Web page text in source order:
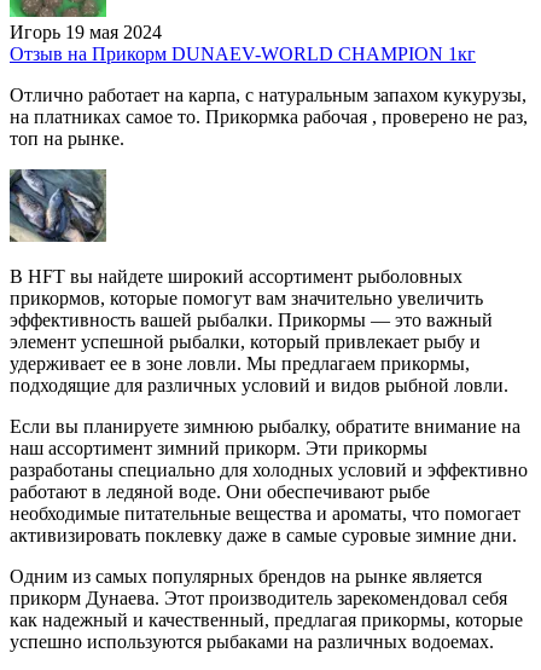
Игорь 19 мая 2024
Отзыв на Прикорм DUNAEV-WORLD CHAMPION 1кг
Отлично работает на карпа, с натуральным запахом кукурузы,
на платниках самое то. Прикормка рабочая , проверено не раз,
топ на рынке.
В HFT вы найдете широкий ассортимент рыболовных
прикормов, которые помогут вам значительно увеличить
эффективность вашей рыбалки. Прикормы — это важный
элемент успешной рыбалки, который привлекает рыбу и
удерживает ее в зоне ловли. Мы предлагаем прикормы,
подходящие для различных условий и видов рыбной ловли.
Если вы планируете зимнюю рыбалку, обратите внимание на
наш ассортимент зимний прикорм. Эти прикормы
разработаны специально для холодных условий и эффективно
работают в ледяной воде. Они обеспечивают рыбе
необходимые питательные вещества и ароматы, что помогает
активизировать поклевку даже в самые суровые зимние дни.
Одним из самых популярных брендов на рынке является
прикорм Дунаева. Этот производитель зарекомендовал себя
как надежный и качественный, предлагая прикормы, которые
успешно используются рыбаками на различных водоемах.